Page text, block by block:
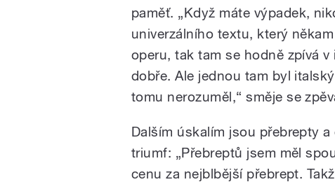
paměť. „Když máte výpadek,
univerzálního textu, který
operu, tak tam se hodně zpívá
dobře. Ale jednou tam byl
tomu nerozuměl,“ směje se
Dalším úskalím jsou přebrepty
triumf: „Přebreptů jsem měl
cenu za nejblbější přebrept.